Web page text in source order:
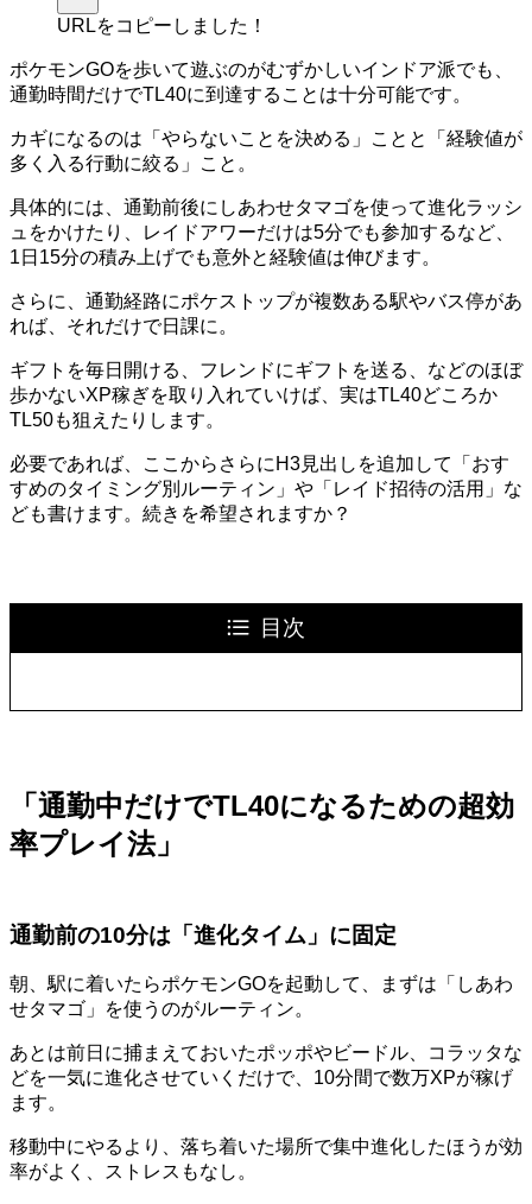
URLをコピーしました！
ポケモンGOを歩いて遊ぶのがむずかしいインドア派でも、
通勤時間だけでTL40に到達することは十分可能です。
カギになるのは「やらないことを決める」ことと「経験値が
多く入る行動に絞る」こと。
具体的には、通勤前後にしあわせタマゴを使って進化ラッシ
ュをかけたり、レイドアワーだけは5分でも参加するなど、
1日15分の積み上げでも意外と経験値は伸びます。
さらに、通勤経路にポケストップが複数ある駅やバス停があ
れば、それだけで日課に。
ギフトを毎日開ける、フレンドにギフトを送る、などのほぼ
歩かないXP稼ぎを取り入れていけば、実はTL40どころか
TL50も狙えたりします。
必要であれば、ここからさらにH3見出しを追加して「おす
すめのタイミング別ルーティン」や「レイド招待の活用」な
ども書けます。続きを希望されますか？
目次
「通勤中だけでTL40になるための超効
率プレイ法」
通勤前の10分は「進化タイム」に固定
朝、駅に着いたらポケモンGOを起動して、まずは「しあわ
せタマゴ」を使うのがルーティン。
あとは前日に捕まえておいたポッポやビードル、コラッタな
どを一気に進化させていくだけで、10分間で数万XPが稼げ
ます。
移動中にやるより、落ち着いた場所で集中進化したほうが効
率がよく、ストレスもなし。